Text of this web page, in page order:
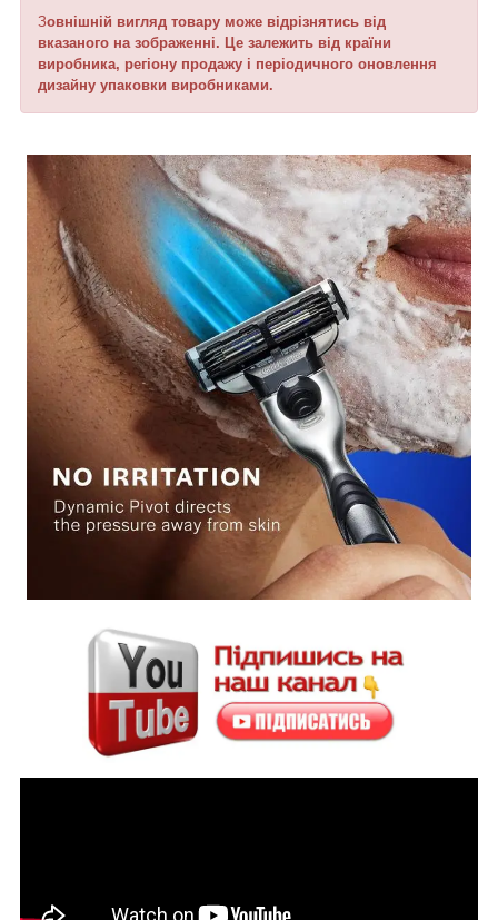
Зовнішній вигляд товару може відрізнятись від
вказаного на зображенні. Це залежить від країни
виробника, регіону продажу і періодичного оновлення
дизайну упаковки виробниками.